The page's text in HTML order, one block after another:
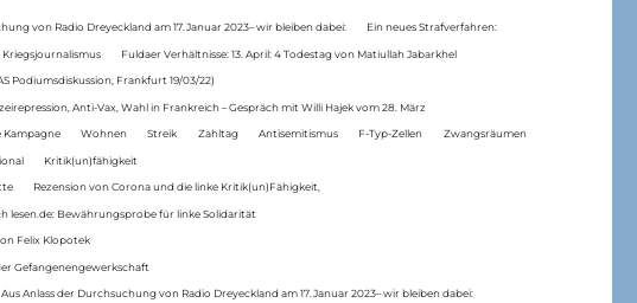
von Radio Dreyeckland am 17.Januar 2023– wir bleiben dabei: Ein neues Strafverfahren:
Fuldaer Verhältnisse: 13. April: 4 Todestag von Matiul­lah Jabarkhel
Podiumsdiskussion, Frankfurt 19/03/22)
Anti-Vax, Wahl in Frankreich – Gespräch mit Willi Hajek vom 28. März
Kampagne Wohnen Streik Zahltag Antisemitismus F-Typ-Zellen Zwangsräumen
Kritik(un)fähigkeit
Rezension von Corona und die linke Kritik(un)Fähigkeit,
lesen.de: Bewährungsprobe für linke Solidarität
Felix Klopotek
Gefangenengewerkschaft
Aus Anlass der Durchsuchung von Radio Dreyeckland am 17.Januar 2023– wir bleiben dabei: